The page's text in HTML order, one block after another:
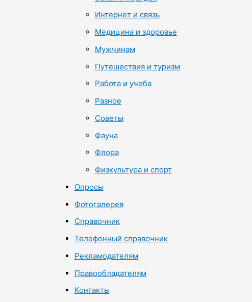
Интернет и связь
Медицина и здоровье
Мужчинам
Путешествия и туризм
Работа и учеба
Разное
Советы
Фауна
Флора
Физкультура и спорт
Опросы
Фотогалерея
Справочник
Телефонный справочник
Рекламодателям
Правообладателям
Контакты